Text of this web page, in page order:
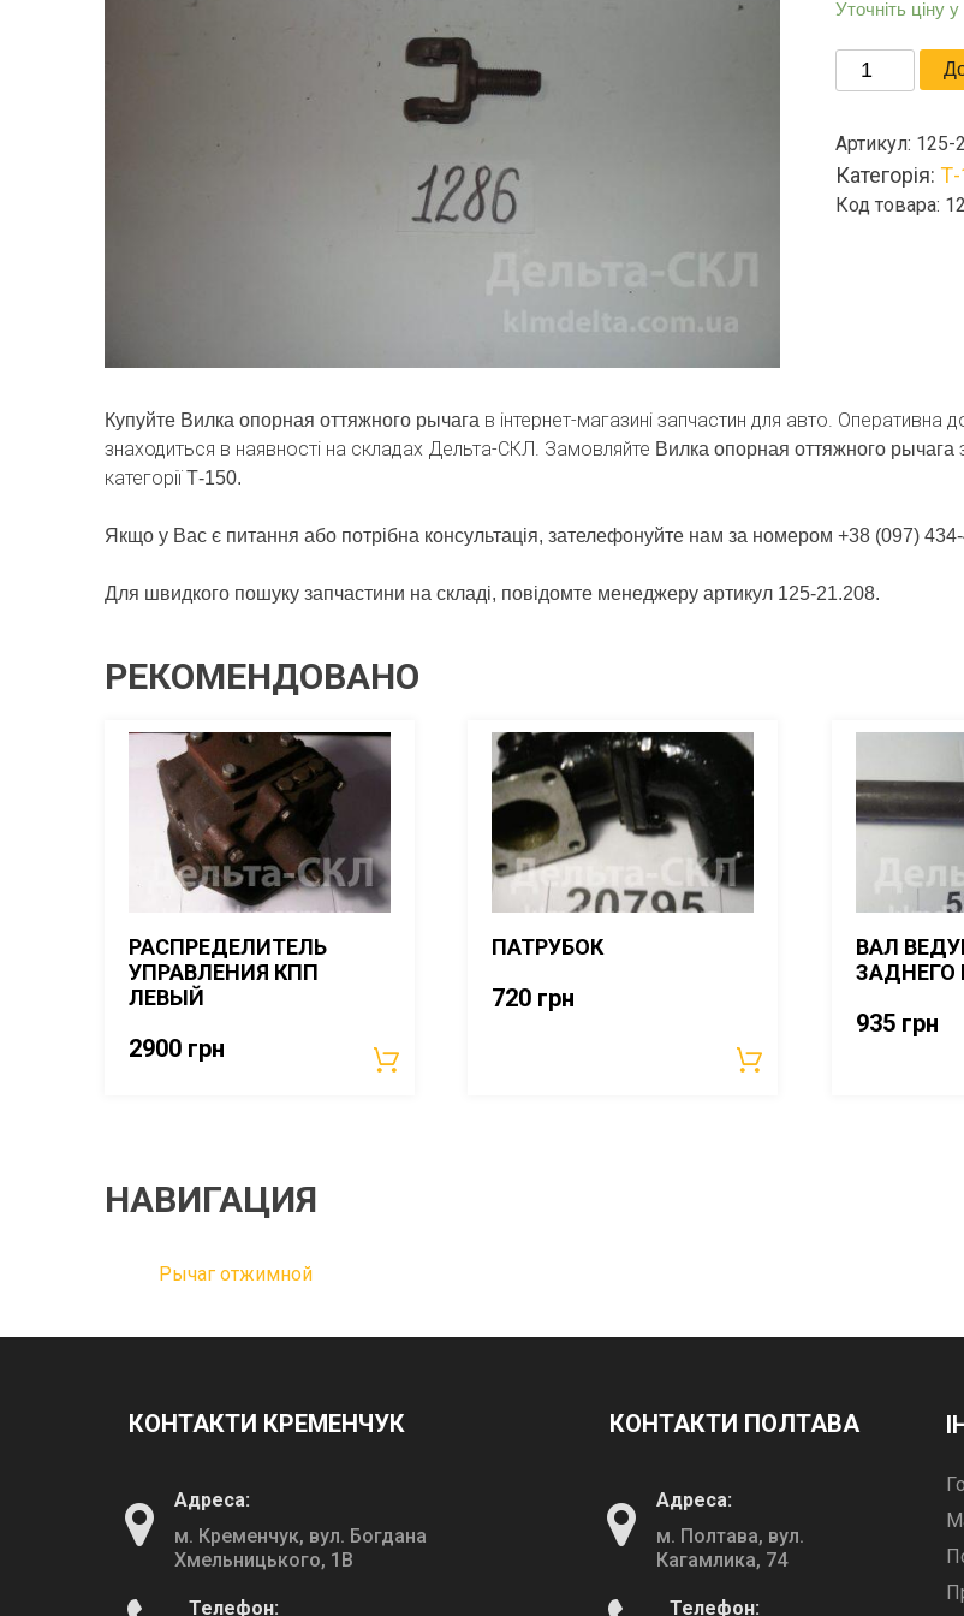
Уточніть ціну
Вилка
опорная
рычага
кількість
Артикул: 125-
Категорія:Т-
Код товара:
Купуйте Вилка опорная оттяжного рычага в інтернет-магазині запчастин для авто. Оперативна
знаходиться в наявності на складах Дельта-СКЛ. Замовляйте Вилка опорная оттяжного рычага
категоріїТ-150.
Якщо у Вас є питання або потрібна консультація, зателефонуйте нам за номером +38 (097)
Для швидкого пошуку запчастини на складі, повідомте менеджеру артикул 125-21.208.
РЕКОМЕНДОВАНО
РАСПРЕДЕЛИТЕЛЬ
УПРАВЛЕНИЯ КПП
ЛЕВЫЙ
2900 грн
ПАТРУБОК
720 грн
ВАЛ
ЗАДНЕГО
935 грн
НАВИГАЦИЯ
Рычаг отжимной
КОНТАКТИ КРЕМЕНЧУК
Адреса:
м. Кременчук, вул. Богдана
Хмельницького, 1В
Телефон:
КОНТАКТИ ПОЛТАВА
Адреса:
м. Полтава, вул.
Кагамлика, 74
Телефон: